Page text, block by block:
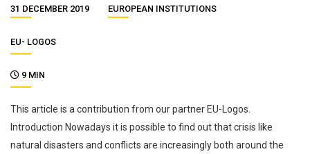
31 DECEMBER 2019 EUROPEAN INSTITUTIONS
EU- LOGOS
9 MIN
This article is a contribution from our partner EU-Logos.
Introduction Nowadays it is possible to find out that crisis like
natural disasters and conflicts are increasingly both around the